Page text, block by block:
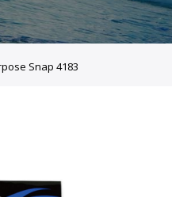
Snap 4183